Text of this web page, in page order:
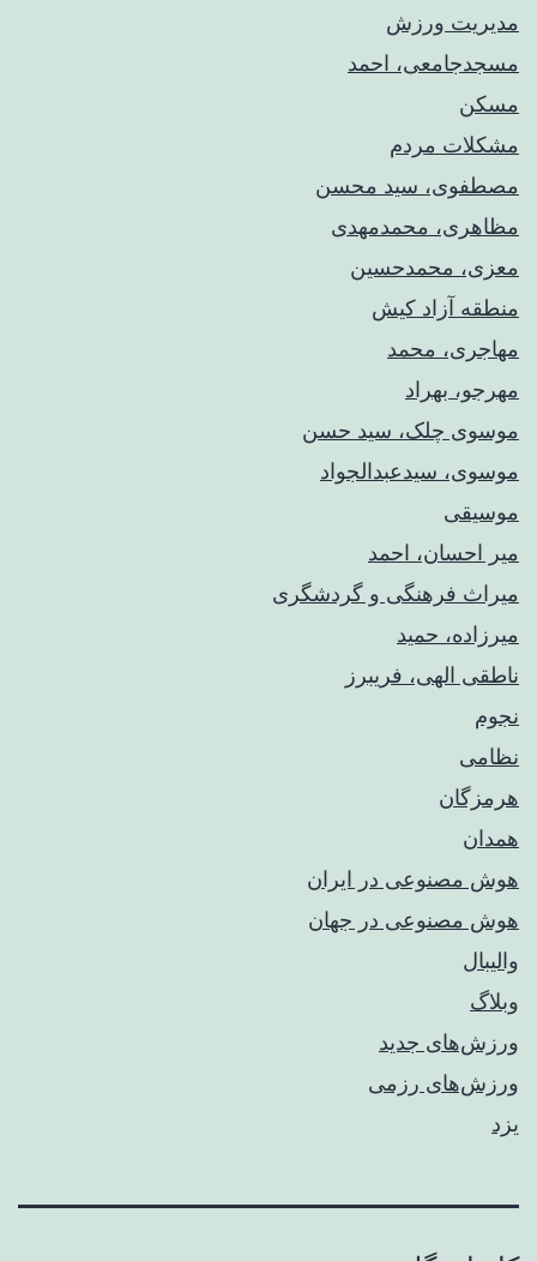
مدیریت ورزش
مسجدجامعی، احمد
مسکن
مشکلات مردم
مصطفوی، سید محسن
مظاهری، محمدمهدی
معزی، محمدحسین
منطقه آزاد کیش
مهاجری، محمد
مهرجو، بهراد
موسوی چلک، سید حسن
موسوی، سیدعبدالجواد
موسیقی
میر احسان، احمد
میراث فرهنگی و گردشگری
میرزاده، حمید
ناطقی الهی، فریبرز
نجوم
نظامی
هرمزگان
همدان
هوش مصنوعی در ایران
هوش مصنوعی در جهان
والیبال
وبلاگ
ورزش‌های جدید
ورزش‌های رزمی
یزد